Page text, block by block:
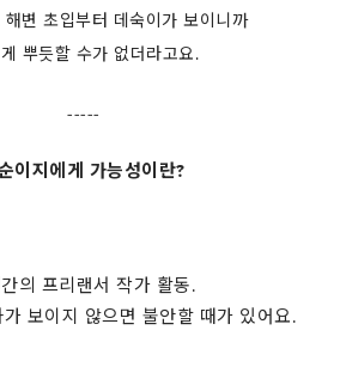
해변 초입부터 데숙이가 보이니까
뿌듯할 수가 없더라고요.
-----
이지에게 가능성이란?
의 프리랜서 작가 활동.
보이지 않으면 불안할 때가 있어요.